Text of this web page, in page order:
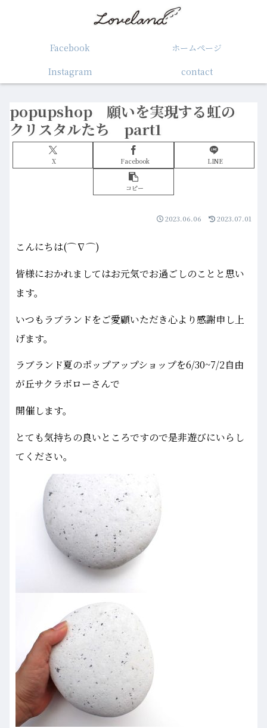
Facebook
ホームぺージ
Instagram
contact
popupshop 願いを実現する虹の
クリスタルたち part1
X Facebook LINE
コピー
2023.06.06 2023.07.01
こんにちは(⌒∇⌒)
皆様におかれましてはお元気でお過ごしのことと思い
ます。
いつもラブランドをご愛顧いただき心より感謝申し上
げます。
ラブランド夏のポップアップショップを6/30~7/2自由
が丘サクラボローさんで
開催します。
とても気持ちの良いところですので是非遊びにいらし
てください。